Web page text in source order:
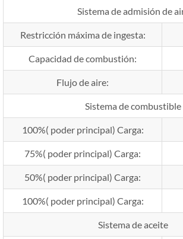
Sistema de admisión de
Restricción máxima de ingesta:
Capacidad de combustión:
Flujo de aire:
Sistema de combustible
100%( poder principal) Carga:
75%( poder principal) Carga:
50%( poder principal) Carga:
100%( poder principal) Carga:
Sistema de aceite